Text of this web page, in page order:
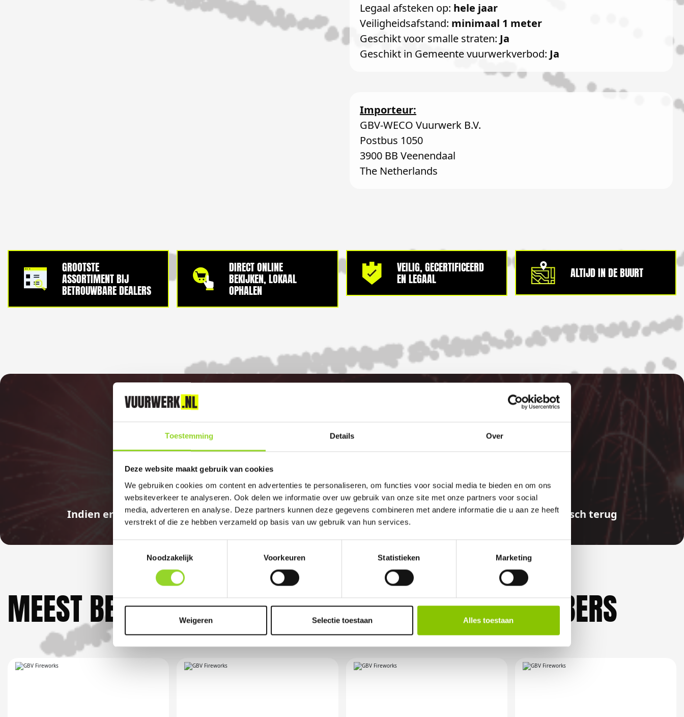
Toestemming Details Over
Deze website maakt gebruik van cookies
We gebruiken cookies om content en advertenties te personaliseren, om functies voor social media te bieden en om ons
websiteverkeer te analyseren. Ook delen we informatie over uw gebruik van onze site met onze partners voor social
media, adverteren en analyse. Deze partners kunnen deze gegevens combineren met andere informatie die u aan ze heeft
verstrekt of die ze hebben verzameld op basis van uw gebruik van hun services.
Toestemmingsselectie
Noodzakelijk
Voorkeuren Statistieken Marketing
Weigeren Selectie toestaan Alles toestaan
Legaal afsteken op: hele jaar
Veiligheidsafstand: minimaal 1 meter
Geschikt voor smalle straten: Ja
Geschikt in Gemeente vuurwerkverbod: Ja
Importeur:
GBV-WECO Vuurwerk B.V.
Postbus 1050
3900 BB Veenendaal
The Netherlands
GROOTSTE
ASSORTIMENT BIJ
BETROUWBARE DEALERS
DIRECT ONLINE
BEKIJKEN, LOKAAL
OPHALEN
VEILIG, GECERTIFICEERD
EN LEGAAL ALTIJD IN DE BUURT
100%
GELD TERUG GARANTIE
Indien er in 2026 weer een landelijk vuurwerkverbod is, storten wij de betaalde bedragen automatisch terug
MEEST BEKEKEN DOOR ANDERE VUURWERKLIEFHEBBERS